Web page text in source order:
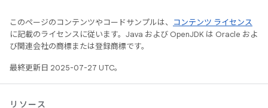
このページのコンテンツやコードサンプルは、
コンテンツ ライセンス
に記載のライセンスに従います。Java および OpenJDK は Oracle およ
び関連会社の商標または登録商標です。
最終更新日 2025-07-27 UTC。
リソース